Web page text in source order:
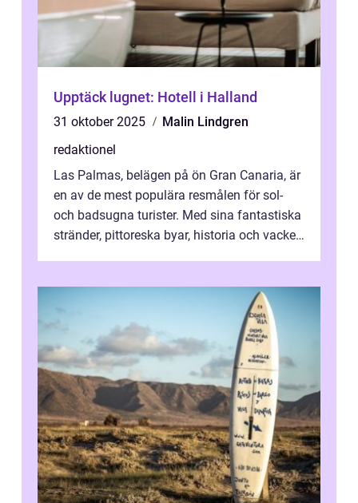
Upptäck lugnet: Hotell i Halland
31 oktober 2025
Malin Lindgren
redaktionel
Las Palmas, belägen på ön Gran Canaria, är
en av de mest populära resmålen för sol-
och badsugna turister. Med sina fantastiska
stränder, pittoreska byar, historia och vacker